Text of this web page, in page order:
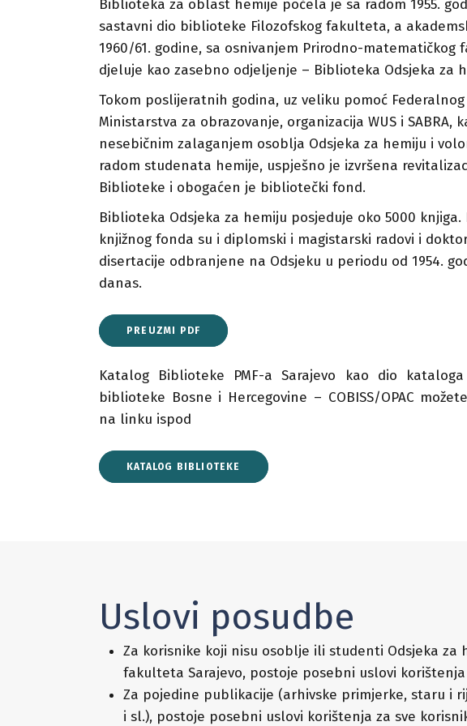
Biblioteka za oblast hemije počela je sa radom 1955.
sastavni dio biblioteke Filozofskog fakulteta, a
1960/61. godine, sa osnivanjem Prirodno-matematičkog
djeluje kao zasebno odjeljenje – Biblioteka Odsjeka za
Tokom poslijeratnih godina, uz veliku pomoć Federalnog
Ministarstva za obrazovanje, organizacija WUS i SABRA,
nesebičnim zalaganjem osoblja Odsjeka za hemiju i
radom studenata hemije, uspješno je izvršena
Biblioteke i obogaćen je bibliotečki fond.
Biblioteka Odsjeka za hemiju posjeduje oko 5000 knjiga.
knjižnog fonda su i diplomski i magistarski radovi i
disertacije odbranjene na Odsjeku u periodu od 1954.
danas.
PREUZMI PDF
Katalog Biblioteke PMF-a Sarajevo kao dio
biblioteke Bosne i Hercegovine – COBISS/OPAC
na linku ispod
KATALOG BIBLIOTEKE
Uslovi posudbe
Za korisnike koji nisu osoblje ili studenti Odsjeka za
fakulteta Sarajevo, postoje posebni uslovi korištenja
Za pojedine publikacije (arhivske primjerke, staru i
i sl.), postoje posebni uslovi korištenja za sve